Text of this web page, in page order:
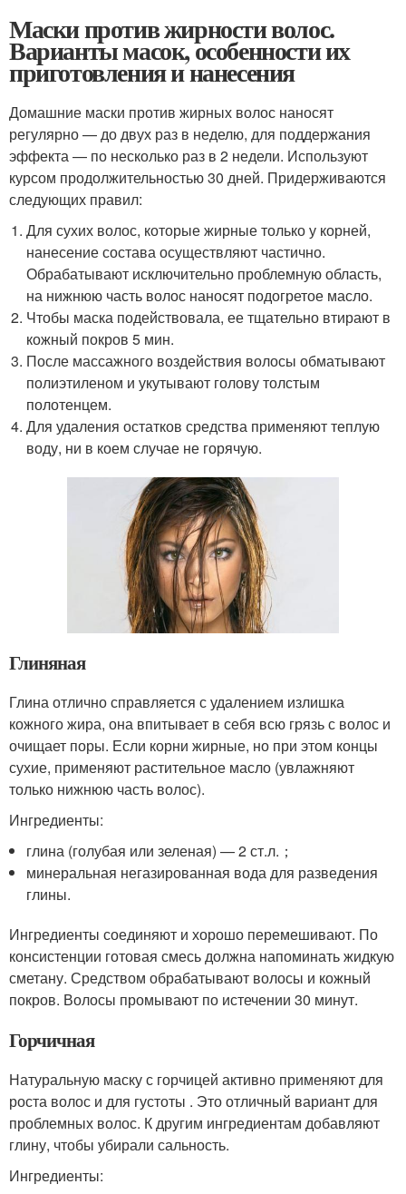
Маски против жирности волос.
Варианты масок, особенности их
приготовления и нанесения
Домашние маски против жирных волос наносят
регулярно — до двух раз в неделю, для поддержания
эффекта — по несколько раз в 2 недели. Используют
курсом продолжительностью 30 дней. Придерживаются
следующих правил:
Для сухих волос, которые жирные только у корней,
нанесение состава осуществляют частично.
Обрабатывают исключительно проблемную область,
на нижнюю часть волос наносят подогретое масло.
Чтобы маска подействовала, ее тщательно втирают в
кожный покров 5 мин.
После массажного воздействия волосы обматывают
полиэтиленом и укутывают голову толстым
полотенцем.
Для удаления остатков средства применяют теплую
воду, ни в коем случае не горячую.
Глиняная
Глина отлично справляется с удалением излишка
кожного жира, она впитывает в себя всю грязь с волос и
очищает поры. Если корни жирные, но при этом концы
сухие, применяют растительное масло (увлажняют
только нижнюю часть волос).
Ингредиенты:
глина (голубая или зеленая) — 2 ст.л.；
минеральная негазированная вода для разведения
глины.
Ингредиенты соединяют и хорошо перемешивают. По
консистенции готовая смесь должна напоминать жидкую
сметану. Средством обрабатывают волосы и кожный
покров. Волосы промывают по истечении 30 минут.
Горчичная
Натуральную маску с горчицей активно применяют для
роста волос и для густоты . Это отличный вариант для
проблемных волос. К другим ингредиентам добавляют
глину, чтобы убирали сальность.
Ингредиенты: